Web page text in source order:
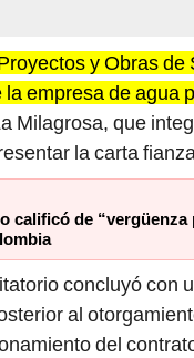
y Obras
la empresa de agua
Milagrosa, que
la carta
calificó de
concluyó con
al
del